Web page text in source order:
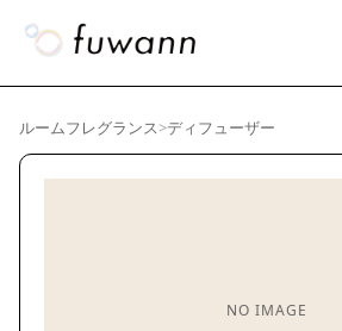
ルームフレグランス>ディフューザー
NO IMAGE